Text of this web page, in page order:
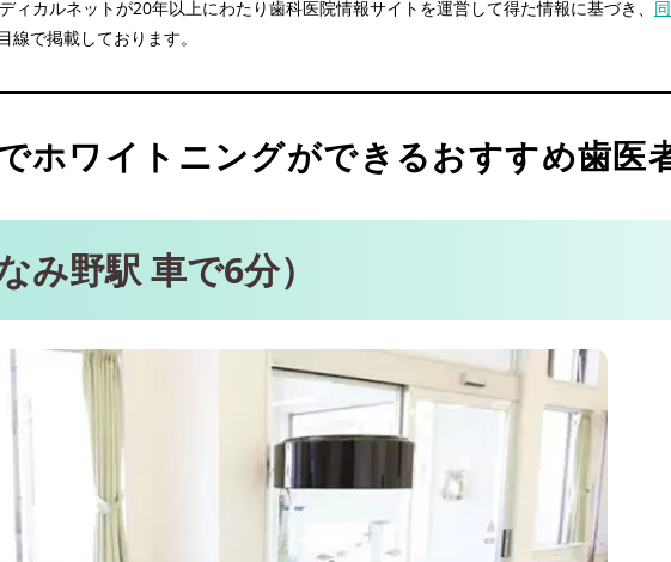
）
八王子駅 徒歩12分）
5分）
カルネットが20年以上にわたり歯科医院情報サイトを運営して得た情報に基づき、
で掲載しております。
ホワイトニングができるおすすめ歯医
み野駅 車で6分）